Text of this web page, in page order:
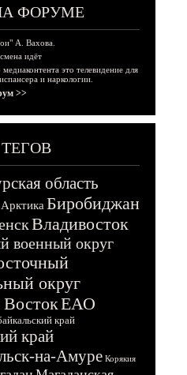
ФОРУМЕ
А. Вахова.
идёт
это телевидение для
и наркологии.
>>
область
Арктика Биробиджан
Владивосток
военный округ
округ
ЕАО
край
край
на-Амуре Корякия